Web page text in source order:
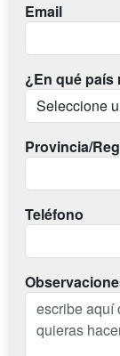
Email
¿En qué país
Provincia/
Teléfono